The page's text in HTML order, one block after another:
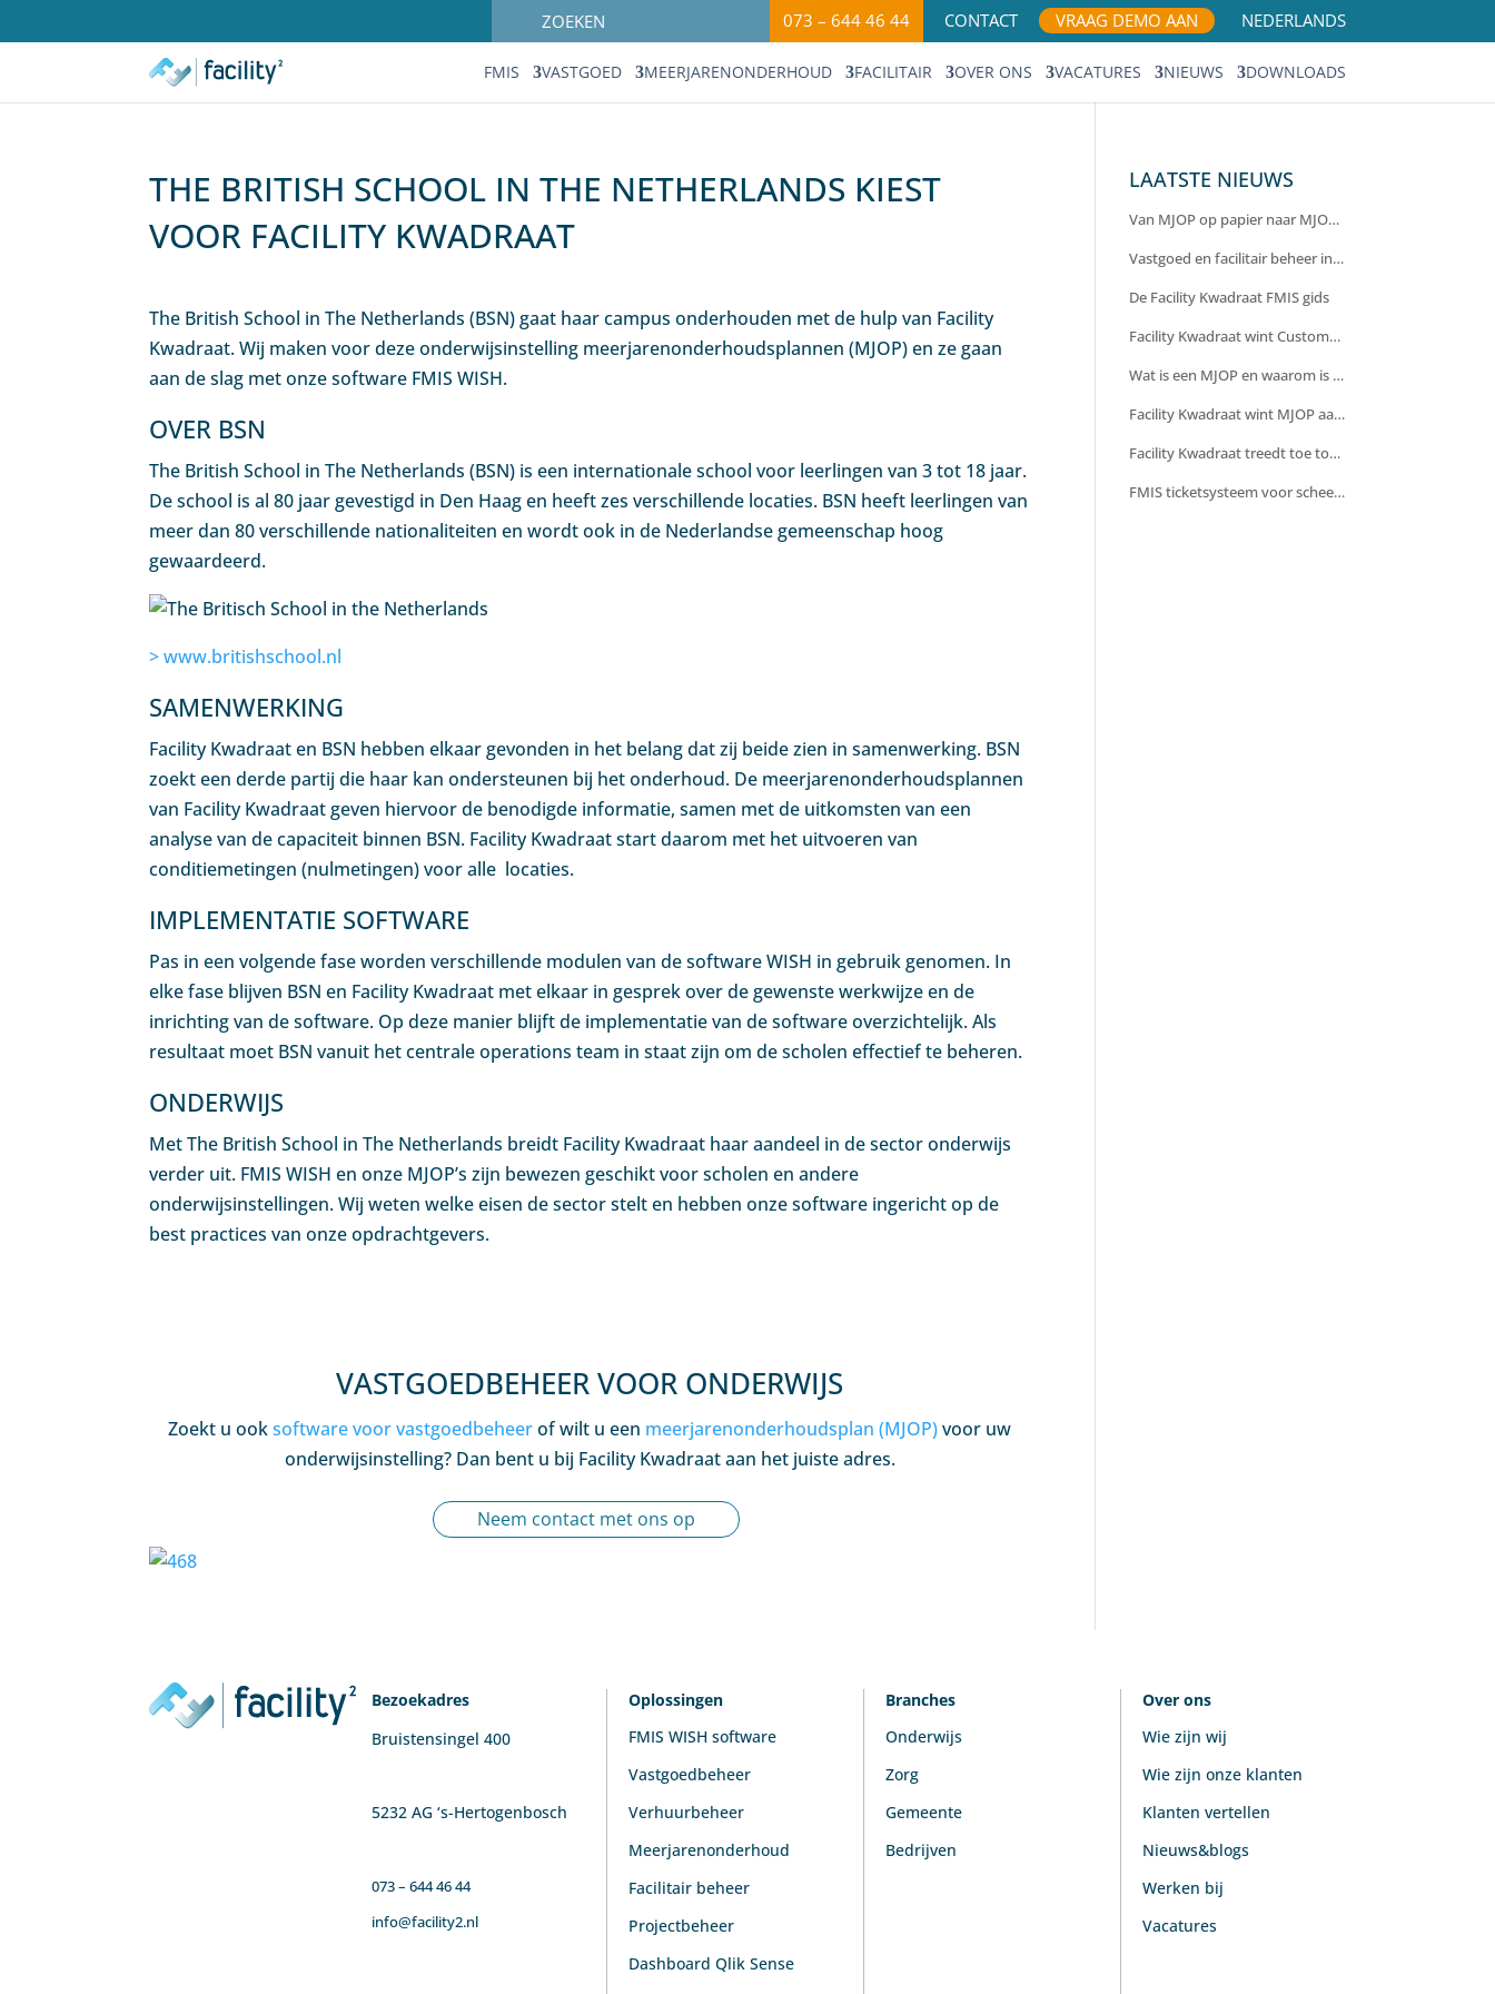
073 – 644 46 44 CONTACT VRAAG DEMO AAN NEDERLANDS
FMIS VASTGOED MEERJARENONDERHOUD FACILITAIR OVER ONS VACATURES NIEUWS DOWNLOADS
THE BRITISH SCHOOL IN THE NETHERLANDS KIEST
VOOR FACILITY KWADRAAT
The British School in The Netherlands (BSN) gaat haar campus onderhouden met de hulp van Facility
Kwadraat. Wij maken voor deze onderwijsinstelling meerjarenonderhoudsplannen (MJOP) en ze gaan
aan de slag met onze software FMIS WISH.
OVER BSN
The British School in The Netherlands (BSN) is een internationale school voor leerlingen van 3 tot 18 jaar.
De school is al 80 jaar gevestigd in Den Haag en heeft zes verschillende locaties. BSN heeft leerlingen van
meer dan 80 verschillende nationaliteiten en wordt ook in de Nederlandse gemeenschap hoog
gewaardeerd.
> www.britishschool.nl
SAMENWERKING
Facility Kwadraat en BSN hebben elkaar gevonden in het belang dat zij beide zien in samenwerking. BSN
zoekt een derde partij die haar kan ondersteunen bij het onderhoud. De meerjarenonderhoudsplannen
van Facility Kwadraat geven hiervoor de benodigde informatie, samen met de uitkomsten van een
analyse van de capaciteit binnen BSN. Facility Kwadraat start daarom met het uitvoeren van
conditiemetingen (nulmetingen) voor alle locaties.
IMPLEMENTATIE SOFTWARE
Pas in een volgende fase worden verschillende modulen van de software WISH in gebruik genomen. In
elke fase blijven BSN en Facility Kwadraat met elkaar in gesprek over de gewenste werkwijze en de
inrichting van de software. Op deze manier blijft de implementatie van de software overzichtelijk. Als
resultaat moet BSN vanuit het centrale operations team in staat zijn om de scholen effectief te beheren.
ONDERWIJS
Met The British School in The Netherlands breidt Facility Kwadraat haar aandeel in de sector onderwijs
verder uit. FMIS WISH en onze MJOP’s zijn bewezen geschikt voor scholen en andere
onderwijsinstellingen. Wij weten welke eisen de sector stelt en hebben onze software ingericht op de
best practices van onze opdrachtgevers.
VASTGOEDBEHEER VOOR ONDERWIJS
Zoekt u ooksoftware voor vastgoedbeheerof wilt u een meerjarenonderhoudsplan (MJOP)voor uw
onderwijsinstelling? Dan bent u bij Facility Kwadraat aan het juiste adres.
Neem contact met ons op
LAATSTE NIEUWS
Van MJOP op papier naar MJOP in de praktijk: terugblik webinar
Vastgoed en facilitair beheer in één systeem: waarom integratie cruciaal is voor efficiëntie en inzicht
De Facility Kwadraat FMIS gids
Facility Kwadraat wint Customer Loyalty Award
Wat is een MJOP en waarom is het verplicht?
Facility Kwadraat wint MJOP aanbesteding Gemeente Krimpenerwaard
Facility Kwadraat treedt toe tot Lyvia Group
FMIS ticketsysteem voor scheepsvloot
Bezoekadres
Bruistensingel 400
5232 AG ‘s-Hertogenbosch
073 – 644 46 44
info@facility2.nl
Oplossingen
FMIS WISH software
Vastgoedbeheer
Verhuurbeheer
Meerjarenonderhoud
Facilitair beheer
Projectbeheer
Dashboard Qlik Sense
Branches
Onderwijs
Zorg
Gemeente
Bedrijven
Over ons
Wie zijn wij
Wie zijn onze klanten
Klanten vertellen
Nieuws&blogs
Werken bij
Vacatures